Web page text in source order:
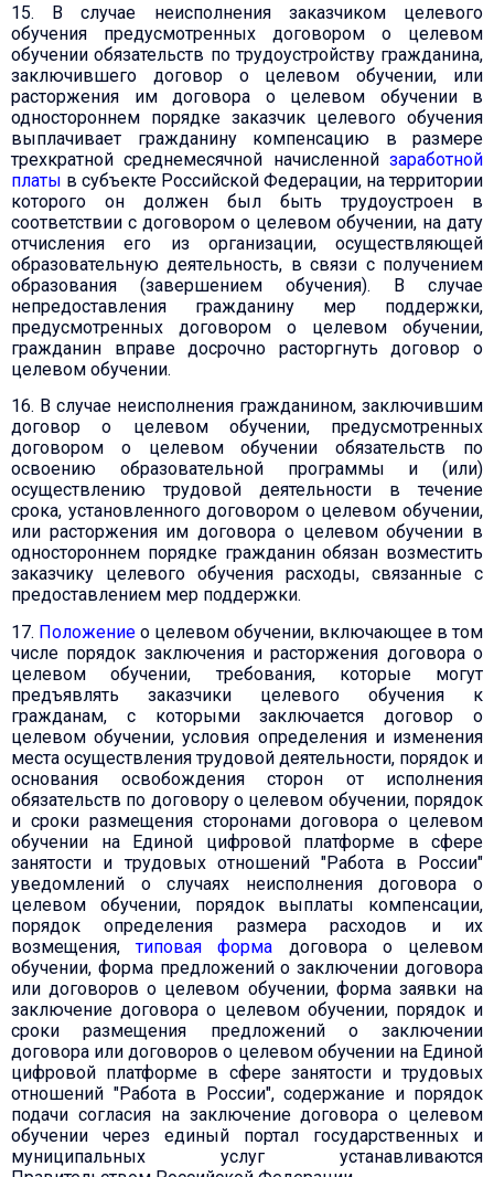
15. В случае неисполнения заказчиком целевого
обучения предусмотренных договором о целевом
обучении обязательств по трудоустройству гражданина,
заключившего договор о целевом обучении, или
расторжения им договора о целевом обучении в
одностороннем порядке заказчик целевого обучения
выплачивает гражданину компенсацию в размере
трехкратной среднемесячной начисленной заработной
платы в субъекте Российской Федерации, на территории
которого он должен был быть трудоустроен в
соответствии с договором о целевом обучении, на дату
отчисления его из организации, осуществляющей
образовательную деятельность, в связи с получением
образования (завершением обучения). В случае
непредоставления гражданину мер поддержки,
предусмотренных договором о целевом обучении,
гражданин вправе досрочно расторгнуть договор о
целевом обучении.
16. В случае неисполнения гражданином, заключившим
договор о целевом обучении, предусмотренных
договором о целевом обучении обязательств по
освоению образовательной программы и (или)
осуществлению трудовой деятельности в течение
срока, установленного договором о целевом обучении,
или расторжения им договора о целевом обучении в
одностороннем порядке гражданин обязан возместить
заказчику целевого обучения расходы, связанные с
предоставлением мер поддержки.
17. Положение о целевом обучении, включающее в том
числе порядок заключения и расторжения договора о
целевом обучении, требования, которые могут
предъявлять заказчики целевого обучения к
гражданам, с которыми заключается договор о
целевом обучении, условия определения и изменения
места осуществления трудовой деятельности, порядок и
основания освобождения сторон от исполнения
обязательств по договору о целевом обучении, порядок
и сроки размещения сторонами договора о целевом
обучении на Единой цифровой платформе в сфере
занятости и трудовых отношений "Работа в России"
уведомлений о случаях неисполнения договора о
целевом обучении, порядок выплаты компенсации,
порядок определения размера расходов и их
возмещения,типовая форма договора о целевом
обучении, форма предложений о заключении договора
или договоров о целевом обучении, форма заявки на
заключение договора о целевом обучении, порядок и
сроки размещения предложений о заключении
договора или договоров о целевом обучении на Единой
цифровой платформе в сфере занятости и трудовых
отношений "Работа в России", содержание и порядок
подачи согласия на заключение договора о целевом
обучении через единый портал государственных и
муниципальных услуг устанавливаются